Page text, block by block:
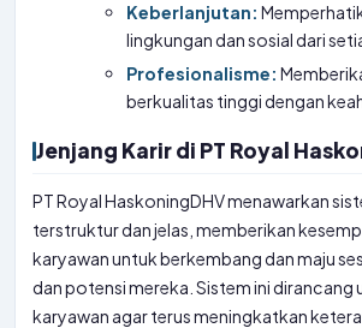
Keberlanjutan:
lingkungan dan sosial dari
Profesionalisme:
berkualitas tinggi dengan
Jenjang Karir di PT Royal
PT Royal HaskoningDHV menawarkan
terstruktur dan jelas, memberikan
karyawan untuk berkembang dan maju
dan potensi mereka. Sistem ini dirancang
karyawan agar terus meningkatkan